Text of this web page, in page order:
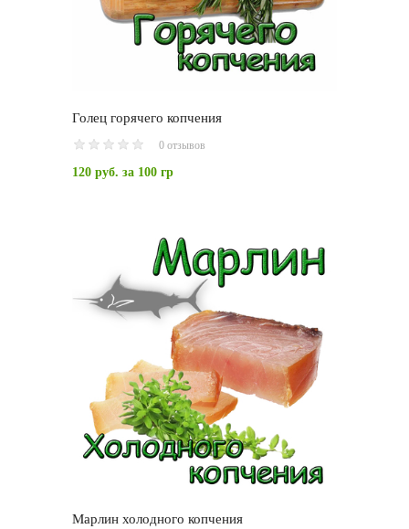
Голец горячего копчения
0 отзывов
120 руб. за 100 гр
Марлин холодного копчения